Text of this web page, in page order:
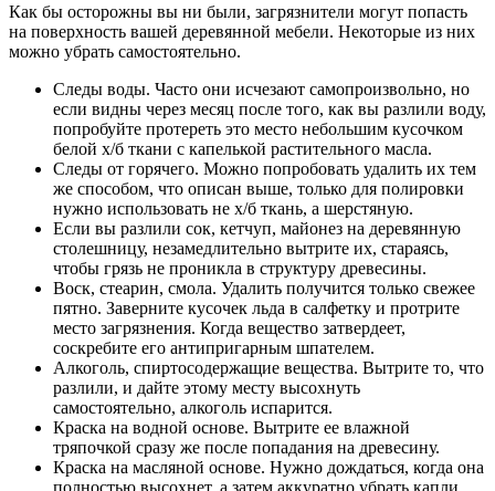
Как бы осторожны вы ни были, загрязнители могут попасть
на поверхность вашей деревянной мебели. Некоторые из них
можно убрать самостоятельно.
Следы воды. Часто они исчезают самопроизвольно, но
если видны через месяц после того, как вы разлили воду,
попробуйте протереть это место небольшим кусочком
белой х/б ткани с капелькой растительного масла.
Следы от горячего. Можно попробовать удалить их тем
же способом, что описан выше, только для полировки
нужно использовать не х/б ткань, а шерстяную.
Если вы разлили сок, кетчуп, майонез на деревянную
столешницу, незамедлительно вытрите их, стараясь,
чтобы грязь не проникла в структуру древесины.
Воск, стеарин, смола. Удалить получится только свежее
пятно. Заверните кусочек льда в салфетку и протрите
место загрязнения. Когда вещество затвердеет,
соскребите его антипригарным шпателем.
Алкоголь, спиртосодержащие вещества. Вытрите то, что
разлили, и дайте этому месту высохнуть
самостоятельно, алкоголь испарится.
Краска на водной основе. Вытрите ее влажной
тряпочкой сразу же после попадания на древесину.
Краска на масляной основе. Нужно дождаться, когда она
полностью высохнет, а затем аккуратно убрать капли